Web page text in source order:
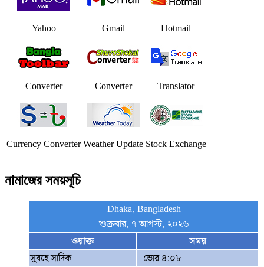
Yahoo Gmail Hotmail
Converter Converter Translator
Currency Converter Weather Update Stock Exchange
নামাজের সময়সূচি
Dhaka, Bangladesh
শুক্রবার, ৭ আগস্ট, ২০২৬
ওয়াক্ত
সময়
সুবহে সাদিক
ভোর ৪:০৮